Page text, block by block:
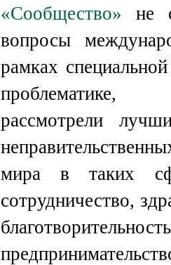
«Сообщество» не
вопросы
рамках
проблематике,
рассмотрели
мира в таких
сотрудничество,